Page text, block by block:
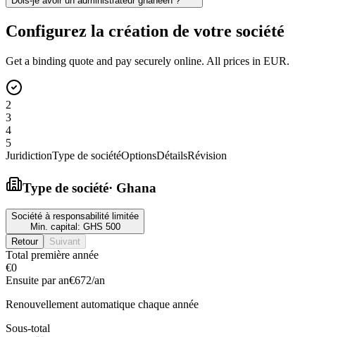
Configurez la création de votre société
Get a binding quote and pay securely online. All prices in EUR.
2
3
4
5
JuridictionType de sociétéOptionsDétailsRévision
Type de société· Ghana
Société à responsabilité limitée
Min. capital: GHS 500
Retour
Suivant
Total première année
€0
Ensuite par an€672/an
Renouvellement automatique chaque année
Sous-total